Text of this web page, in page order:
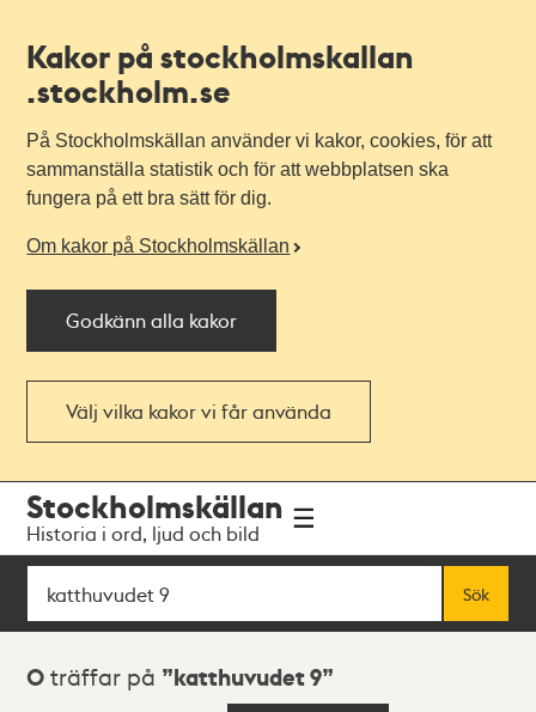
Kakor på stockholmskallan
.stockholm.se
På Stockholmskällan använder vi kakor, cookies, för att
sammanställa statistik och för att webbplatsen ska
fungera på ett bra sätt för dig.
Om kakor på Stockholmskällan
Godkänn alla kakor
Välj vilka kakor vi får använda
navigationen
huvudinnehållet
Stockholmskällan
Historia i ord, ljud och bild
Sök
Sök
Sökresultat
0 träffar på katthuvudet 9